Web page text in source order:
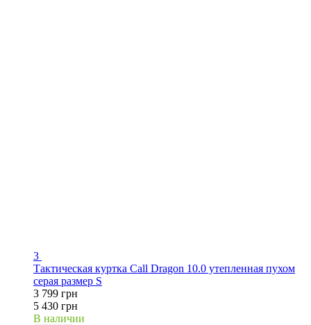
3
Тактическая куртка Call Dragon 10.0 утепленная пухом
серая размер S
3 799 грн
5 430 грн
В наличии